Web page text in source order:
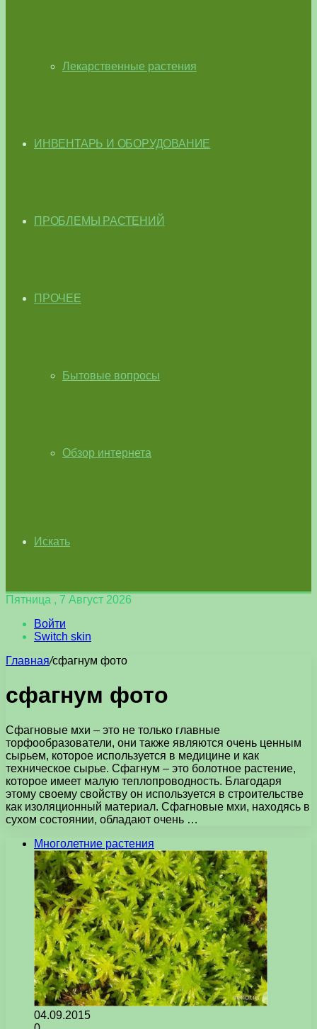
Лекарственные растения
ИНВЕНТАРЬ И ОБОРУДОВАНИЕ
ПРОБЛЕМЫ РАСТЕНИЙ
ПРОЧЕЕ
Бытовые вопросы
Обзор интернета
Искать
Пятница , 7 Август 2026
Войти
Switch skin
Главная/сфагнум фото
сфагнум фото
Сфагновые мхи – это не только главные
торфообразователи, они также являются очень ценным
сырьем, которое используется в медицине и как
техническое сырье. Сфагнум – это болотное растение,
которое имеет малую теплопроводность. Благодаря
этому своему свойству он используется в строительстве
как изоляционный материал. Сфагновые мхи, находясь в
сухом состоянии, обладают очень …
Многолетние растения
04.09.2015